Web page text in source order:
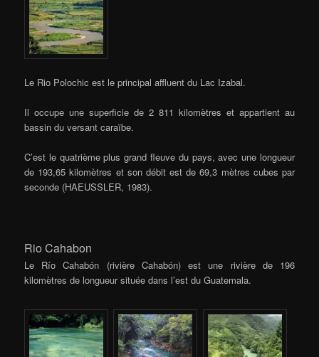
Le Rio Polochic est le principal affluent du Lac Izabal.
Il occupe une superficie de 2 811 kilomètres et appartient au
bassin du versant caraïbe.
C’est le quatrième plus grand fleuve du pays, avec une longueur
de 193,65 kilomètres et son débit est de 69,3 mètres cubes par
seconde (HAEUSSLER, 1983).
Rio Cahabon
Le Río Cahabón (rivière Cahabón) est une rivière de 196
kilomètres de longueur située dans l’est du Guatemala.